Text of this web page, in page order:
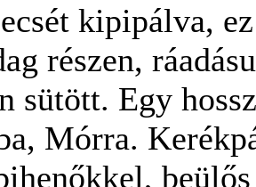
kipipálva,
részen,
sütött. Egy
Mórra.